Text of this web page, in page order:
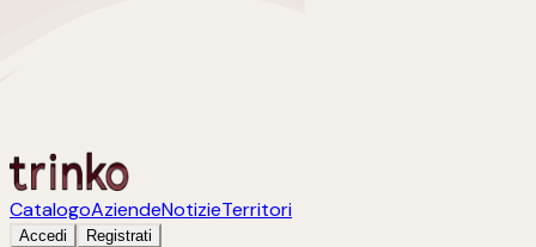
CatalogoAziendeNotizieTerritori
Accedi Registrati